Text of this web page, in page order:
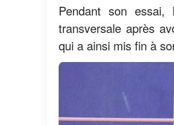
Pendant son essai,
transversale après
qui a ainsi mis fin à